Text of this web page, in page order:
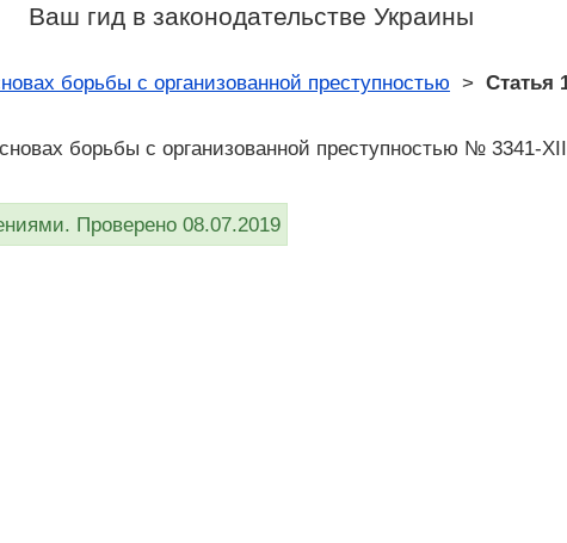
Ваш гид в законодательстве Украины
борьбы с организованной преступностью > Статья
борьбы с организованной преступностью № 3341-
Проверено 08.07.2019